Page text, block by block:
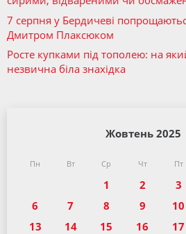
7 серпня у Бердичеві
Дмитром Плаксюком
Росте купками під тополею: на
незвична біла знахідка
Жовтень 2025
Пн Вт Ср Чт Пт
1 2 3
6
7 8 9 10
13
14 15 16 17